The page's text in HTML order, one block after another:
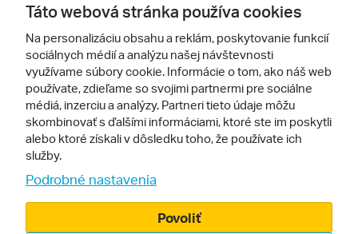
Cestovné kancelárie
Zájezdy.cz
Nastavenie cookies
Verzia webu pre PC
Sledujte nás
© 2005 - 2026, Zájazdy.sk,
Táto webová stránka používa cookies
Na personalizáciu obsahu a reklám, poskytovanie funkcií
sociálnych médií a analýzu našej návštevnosti
využívame súbory cookie. Informácie o tom, ako náš web
používate, zdieľame so svojimi partnermi pre sociálne
médiá, inzerciu a analýzy. Partneri tieto údaje môžu
skombinovať s ďalšími informáciami, ktoré ste im poskytli
alebo ktoré získali v dôsledku toho, že používate ich
služby.
Podrobné nastavenia
Povoliť